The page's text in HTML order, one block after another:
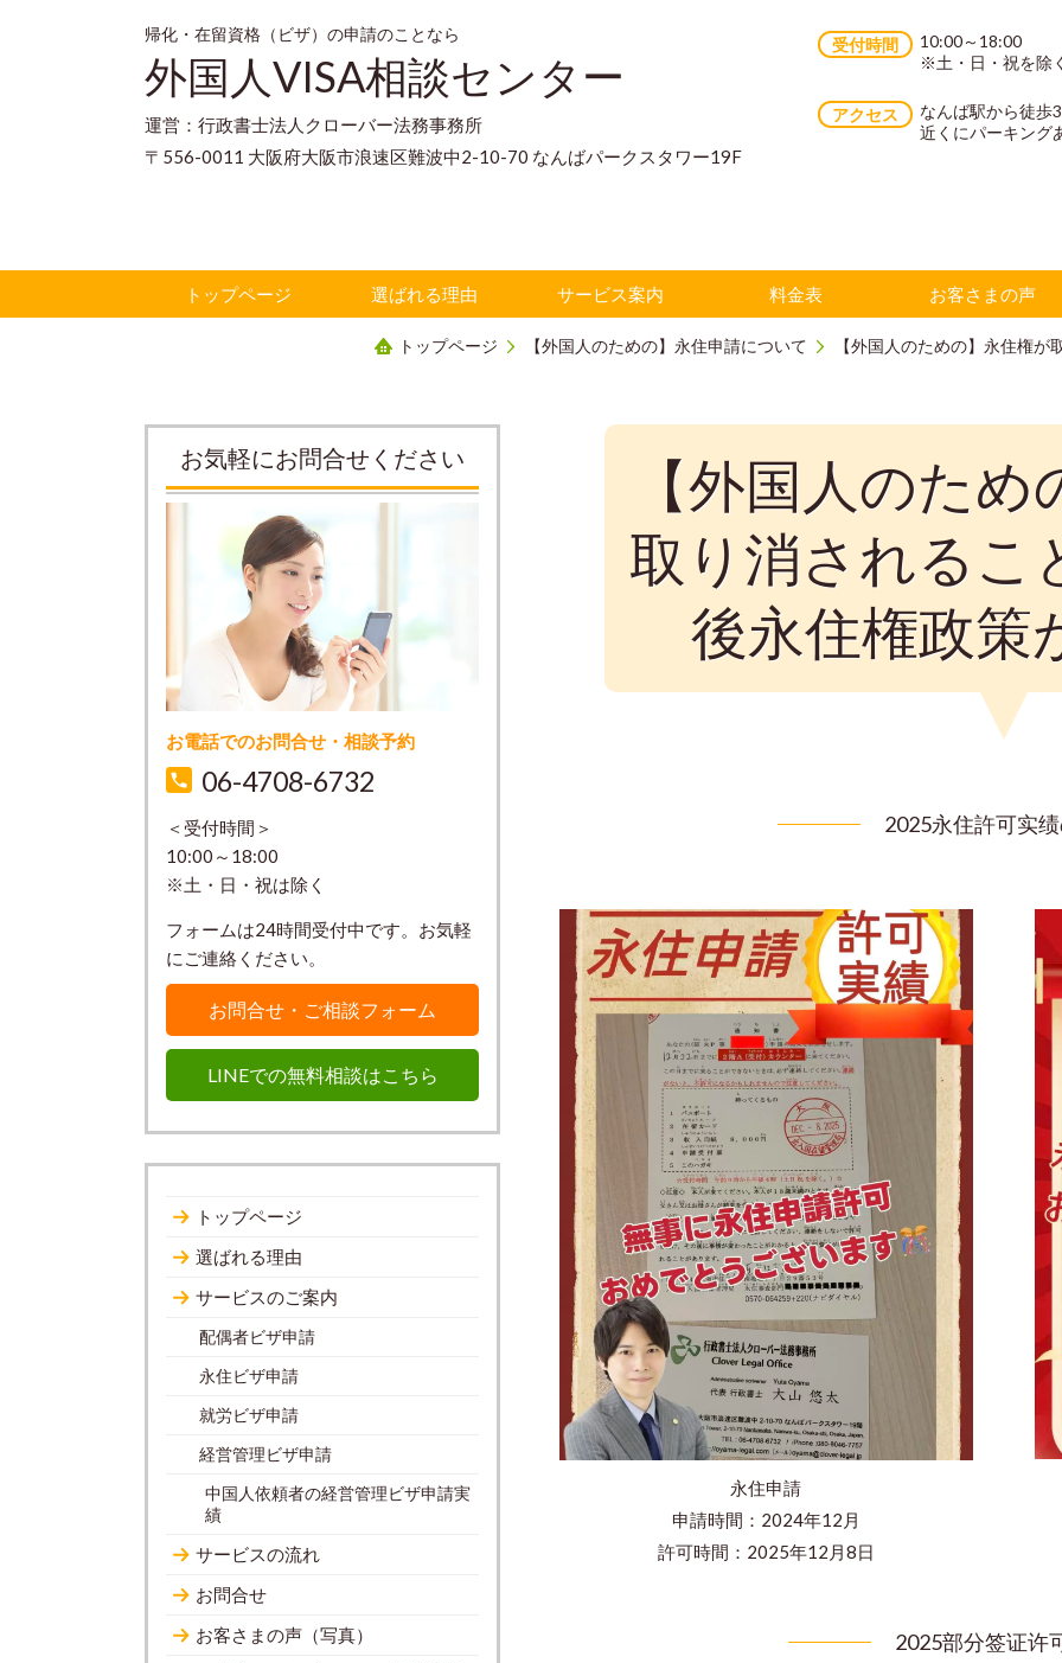
帰化・在留資格（ビザ）の申請のことなら
外国人VISA相談センター
運営：行政書士法人クローバー法務事務所
〒556-0011 大阪府大阪市浪速区難波中2-10-70 なんばパークスタワー19F
受付時間
10:00～18:00
※土・日・祝を除
アクセス
なんば駅から徒歩
近くにパーキング
トップページ 選ばれる理由 サービス案内 料金表 お客さまの声
トップページ 【外国人のための】永住申請について 【外国人のための】永住権
【外国人のた
取り消されるこ
後永住権政策
2025永住許可实
永住申請
申請時間：2024年12月
許可時間：2025年12月8日
2025部分签证许
お気軽にお問合せください
お電話でのお問合せ・相談予約
06-4708-6732
＜受付時間＞
10:00～18:00
※土・日・祝は除く
フォームは24時間受付中です。お気軽
にご連絡ください。
お問合せ・ご相談フォーム
LINEでの無料相談はこちら
トップページ
選ばれる理由
サービスのご案内
配偶者ビザ申請
永住ビザ申請
就労ビザ申請
経営管理ビザ申請
中国人依頼者の経営管理ビザ申請実
績
サービスの流れ
お問合せ
お客さまの声（写真）